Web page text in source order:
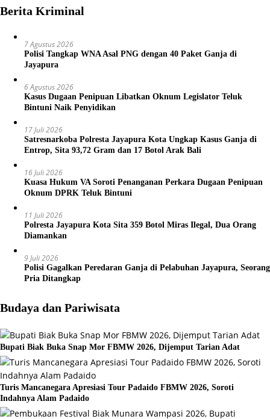
Berita Kriminal
7 Agustus 2026
Polisi Tangkap WNA Asal PNG dengan 40 Paket Ganja di
Jayapura
6 Agustus 2026
Kasus Dugaan Penipuan Libatkan Oknum Legislator Teluk
Bintuni Naik Penyidikan
17 Juli 2026
Satresnarkoba Polresta Jayapura Kota Ungkap Kasus Ganja di
Entrop, Sita 93,72 Gram dan 17 Botol Arak Bali
16 Juli 2026
Kuasa Hukum VA Soroti Penanganan Perkara Dugaan Penipuan
Oknum DPRK Teluk Bintuni
11 Juli 2026
Polresta Jayapura Kota Sita 359 Botol Miras Ilegal, Dua Orang
Diamankan
9 Juli 2026
Polisi Gagalkan Peredaran Ganja di Pelabuhan Jayapura, Seorang
Pria Ditangkap
Budaya dan Pariwisata
Bupati Biak Buka Snap Mor FBMW 2026, Dijemput Tarian Adat
Turis Mancanegara Apresiasi Tour Padaido FBMW 2026, Soroti
Indahnya Alam Padaido